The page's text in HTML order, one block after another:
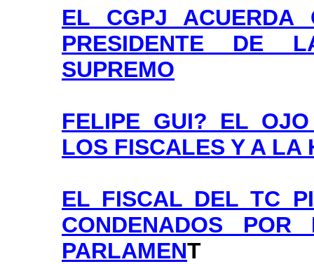
EL CGPJ ACUERDA
PRESIDENTE DE
SUPREMO
FELIPE GUI? EL
LOS FISCALES Y A LA
EL FISCAL DEL TC
CONDENADOS
PARLAMENT